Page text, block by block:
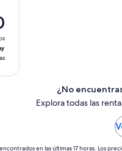
¿No
Explora todas las
en las últimas 17 horas. Los